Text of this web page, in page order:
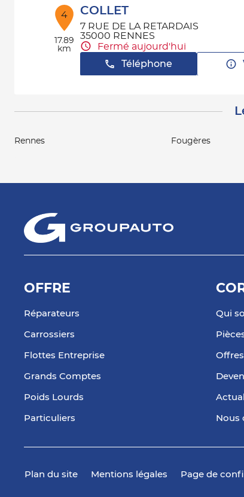
4
17.89
km
COLLET
7 RUE DE LA RETARDAIS
35000 RENNES
Fermé aujourd'hui
Téléphone
Rennes Fougères
OFFRE
Réparateurs
Carrossiers
Flottes Entreprise
Grands Comptes
Poids Lourds
Particuliers
Qui
Nous
Plan du site Mentions légales Page de